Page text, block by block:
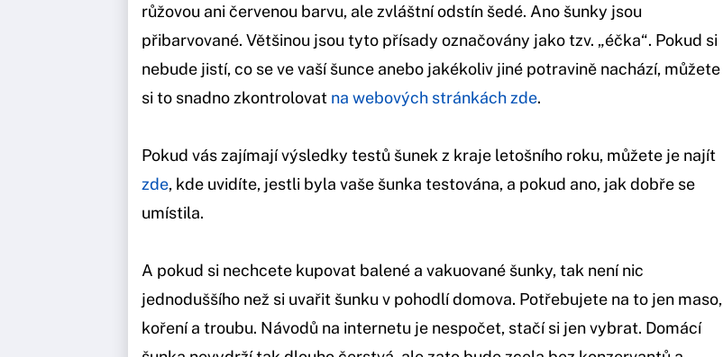
růžovou ani červenou barvu, ale zvláštní odstín šedé. Ano šunky jsou
přibarvované. Většinou jsou tyto přísady označovány jako tzv. „éčka“. Pokud si
nebude jistí, co se ve vaší šunce anebo jakékoliv jiné potravině nachází, můžete
si to snadno zkontrolovat na webových stránkách zde.
Pokud vás zajímají výsledky testů šunek z kraje letošního roku, můžete je najít
zde, kde uvidíte, jestli byla vaše šunka testována, a pokud ano, jak dobře se
umístila.
A pokud si nechcete kupovat balené a vakuované šunky, tak není nic
jednoduššího než si uvařit šunku v pohodlí domova. Potřebujete na to jen maso,
koření a troubu. Návodů na internetu je nespočet, stačí si jen vybrat. Domácí